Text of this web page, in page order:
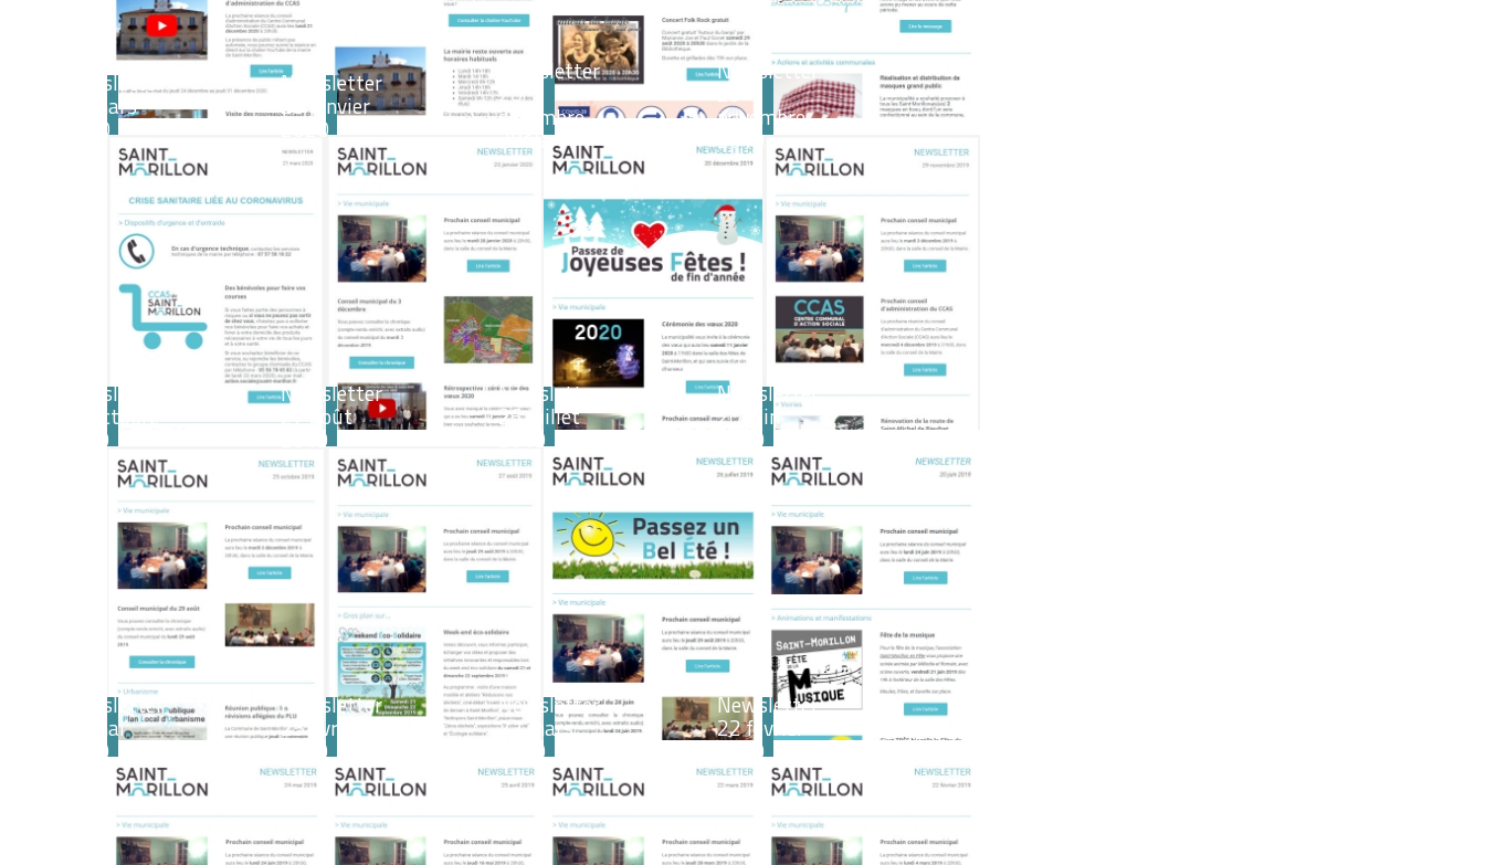
Newsletter
21 mars
2020
Newsletter
23 janvier
2020
Newsletter
20
décembre
2019
Newsletter
29
novembre
2019
Newsletter
25 octobre
2019
Newsletter
27 août
2019
Newsletter
26 juillet
2019
Newsletter
20 juin
2019
Newsletter
24 mai
2019
Newsletter
25 avril
2019
Newsletter
22 mars
2019
Newsletter
22 février
2019